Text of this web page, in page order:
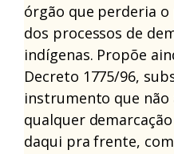
órgão que perderia
dos processos de
indígenas. Propõe
Decreto 1775/96,
instrumento que não
qualquer
daqui pra frente,